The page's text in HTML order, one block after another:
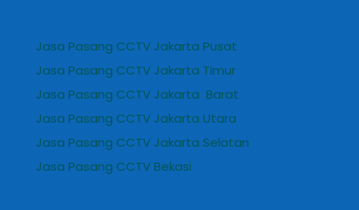
Jasa Pasang CCTV Jakarta Pusat
Jasa Pasang CCTV Jakarta Timur
Jasa Pasang CCTV Jakarta Barat
Jasa Pasang CCTV Jakarta Utara
Jasa Pasang CCTV Jakarta Selatan
Jasa Pasang CCTV Bekasi